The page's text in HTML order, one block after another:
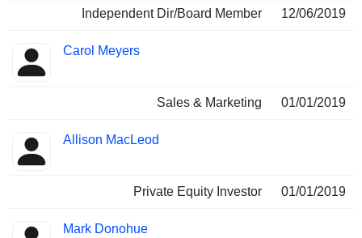
Independent Dir/Board Member
12/06/2019
Carol Meyers
Sales & Marketing 01/01/2019
Allison MacLeod
Private Equity Investor 01/01/2019
Mark Donohue